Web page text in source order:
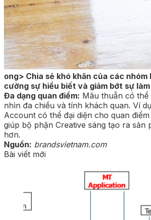
ong> Chia sẻ khó khăn của các nhóm
cường sự hiểu biết và giảm bớt sự
Đa dạng quan điểm: Mâu thuẫn có thể
nhìn đa chiều và tính khách quan. Ví
Account có thể đại diện cho quan
giúp bộ phận Creative sáng tạo ra sản
hơn.
Nguồn: brandsvietnam.com
Bài viết mới